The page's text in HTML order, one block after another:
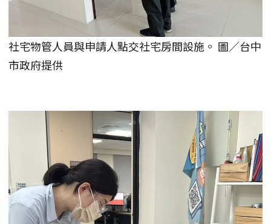
社宅物管人員與申請人點交社宅房間設施。 圖／台中
市政府提供